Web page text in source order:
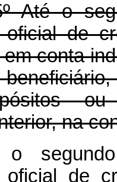
Até o
oficial de
conta
na
oficial de